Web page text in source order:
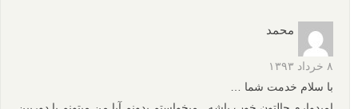
محمد
۸ خرداد ۱۳۹۳
با سلام خدمت شما …